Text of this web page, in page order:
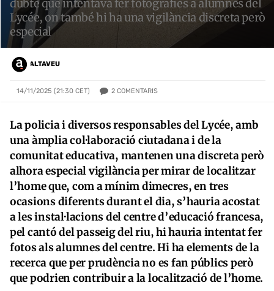
dubte que intentava fer fotografies a alumnes del
Lycée, on també hi ha una vigilància discreta però
especial
ALTAVEU
14/11/2025 (21:30 CET) 2 COMENTARIS
La policia i diversos responsables del Lycée, amb
una àmplia col·laboració ciutadana i de la
comunitat educativa, mantenen una discreta però
alhora especial vigilància per mirar de localitzar
l’home que, com a mínim dimecres, en tres
ocasions diferents durant el dia, s’hauria acostat
a les instal·lacions del centre d’educació francesa,
pel cantó del passeig del riu, hi hauria intentat fer
fotos als alumnes del centre. Hi ha elements de la
recerca que per prudència no es fan públics però
que podrien contribuir a la localització de l’home.